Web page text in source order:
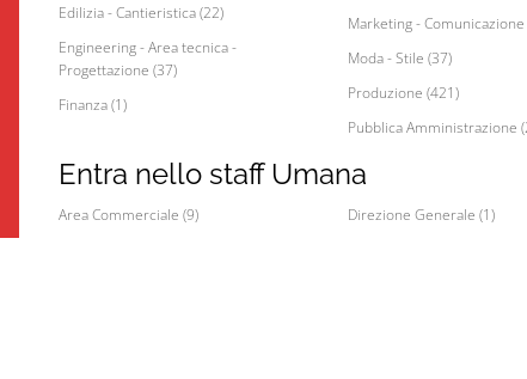
Edilizia - Cantieristica (22)
Engineering - Area tecnica -
Progettazione (37)
Finanza (1)
Marketing - Comunicazione
Moda - Stile (37)
Produzione (421)
Pubblica Amministrazione
Entra nello staff Umana
Area Commerciale (9) Direzione Generale (1)